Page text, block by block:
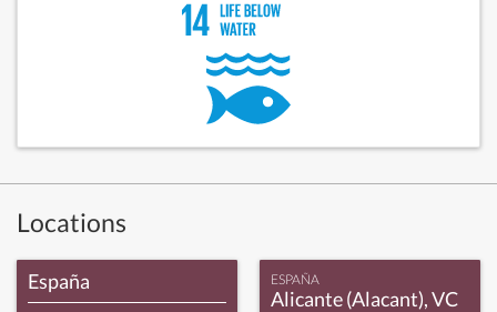
Locations
España ESPAÑA
Alicante (Alacant), VC